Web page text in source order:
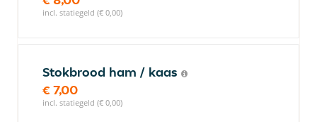
incl. statiegeld (€ 0,00)
Stokbrood ham / kaas
€ 7,00
incl. statiegeld (€ 0,00)